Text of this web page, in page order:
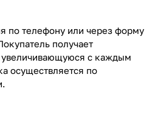
по телефону или через форму
получает
увеличивающуюся с каждым
осуществляется по